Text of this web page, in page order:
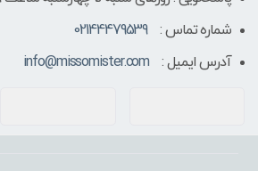
شماره تماس :
02144479539
آدرس ایمیل :
info@missomister.com